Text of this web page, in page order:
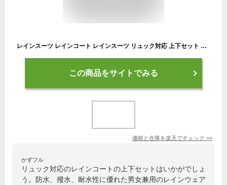
レインスーツ レインコート レインスーツ リュック対応 上下セット リュックインレインスーツ レディース メンズ 収納袋付き 防水 撥水 耐水 梅雨 通勤 通学 自転車 フェス レインウェア レインコート カッパ 雨合羽 雨具 【送料無料】
この商品をサイトでみる
価格と在庫を楽天でチェック >>
かずフル
リュック対応のレインコートの上下セットはいかがでしょ
う。防水、撥水、耐水性に優れた男女兼用のレインウェア